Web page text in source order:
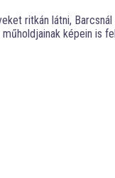
ritkán látni,
képein is